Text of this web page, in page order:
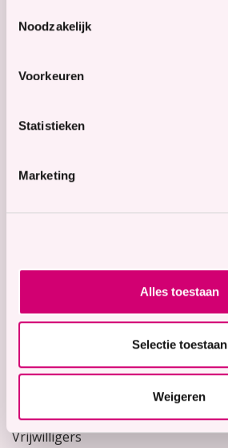
Noodzakelijk
Voorkeuren
Statistieken
Marketing
Alles toestaan
Selectie toestaan
Weigeren
Tijdelijke zorg
Bekijk onze 9 locaties
Snel naar
Bekijk hier onze vacatures
Vrijwilligers